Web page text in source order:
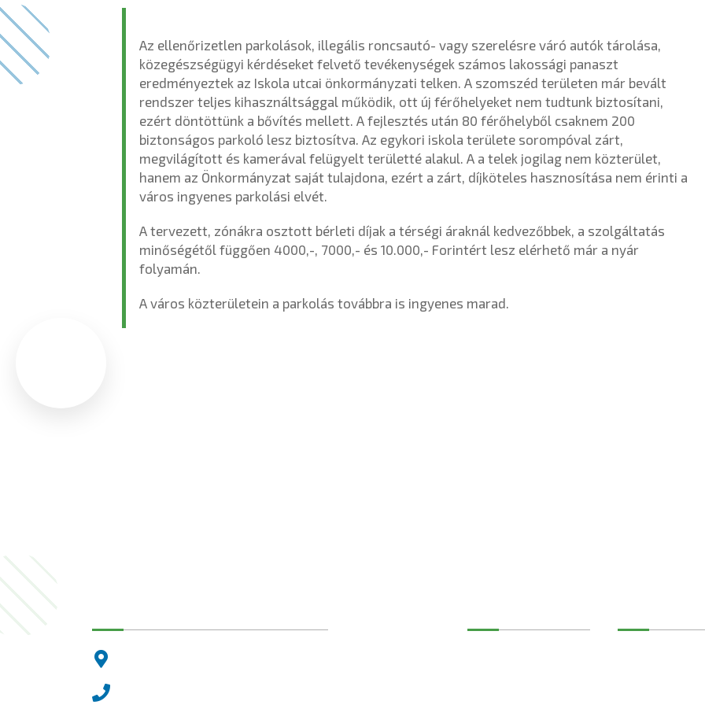
Az ellenőrizetlen parkolások, illegális roncsautó- vagy szerelésre váró autók tárolása,
közegészségügyi kérdéseket felvető tevékenységek számos lakossági panaszt
eredményeztek az Iskola utcai önkormányzati telken. A szomszéd területen már bevált
rendszer teljes kihasználtsággal működik, ott új férőhelyeket nem tudtunk biztosítani,
ezért döntöttünk a bővítés mellett. A fejlesztés után 80 férőhelyből csaknem 200
biztonságos parkoló lesz biztosítva. Az egykori iskola területe sorompóval zárt,
megvilágított és kamerával felügyelt területté alakul. A a telek jogilag nem közterület,
hanem az Önkormányzat saját tulajdona, ezért a zárt, díjköteles hasznosítása nem érinti a
város ingyenes parkolási elvét.
A tervezett, zónákra osztott bérleti díjak a térségi áraknál kedvezőbbek, a szolgáltatás
minőségétől függően 4000,-, 7000,- és 10.000,- Forintért lesz elérhető már a nyár
folyamán.
A város közterületein a parkolás továbbra is ingyenes marad.